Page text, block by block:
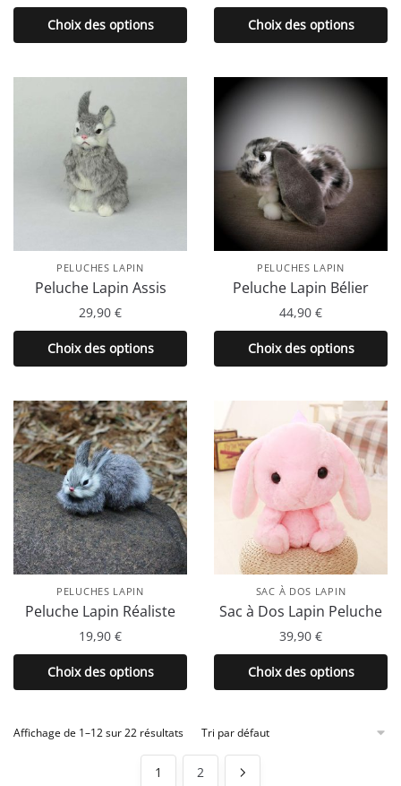
Choix des options
Ce
produit
variations.
Les
options
peuvent
être
choisies
la
page
du
produit
Choix des options
Ce
produit
plusieurs
variations.
options
peuvent
être
choisies
sur
la
page
du
produit
PELUCHES LAPIN
Peluche Lapin Assis
29,90 €
Choix des options
Ce
produit
plusieurs
variations.
Les
options
peuvent
être
choisies
sur
la
page
du
produit
PELUCHES LAPIN
Peluche Lapin Bélier
44,90 €
Choix des options
Ce
produit
plusieurs
variations.
options
peuvent
être
choisies
sur
la
page
du
produit
PELUCHES LAPIN
Peluche Lapin Réaliste
19,90 €
Choix des options
Ce
produit
plusieurs
variations.
SAC À DOS LAPIN
Sac à Dos Lapin Peluche
39,90 €
Choix des options
Ce
produit
Affichage de 1–12 sur 22 résultats
1 2